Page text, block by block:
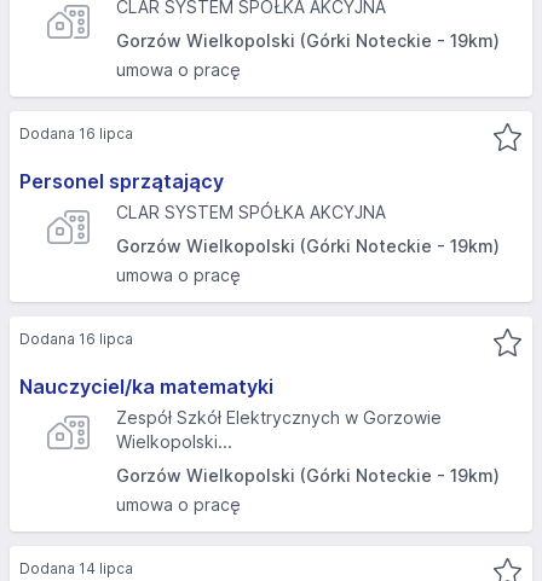
CLAR SYSTEM SPÓŁKA AKCYJNA
Gorzów Wielkopolski (Górki Noteckie - 19km)
umowa o pracę
Personel sprzątający
CLAR SYSTEM SPÓŁKA AKCYJNA
Gorzów Wielkopolski (Górki Noteckie - 19km)
umowa o pracę
Dodana 16 lipca
Nauczyciel/ka matematyki
Zespół Szkół Elektrycznych w Gorzowie
Wielkopolski...
Gorzów Wielkopolski (Górki Noteckie - 19km)
umowa o pracę
Dodana 16 lipca
Dodana 14 lipca